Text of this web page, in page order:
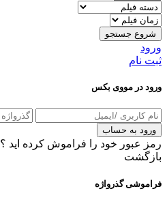
شروع جستجو
ورود
ثبت نام
ورود در مووی بکس
ورود به حساب
رمز عبور خود را فراموش کرده اید ؟
بازگشت
فراموشی گذرواژه